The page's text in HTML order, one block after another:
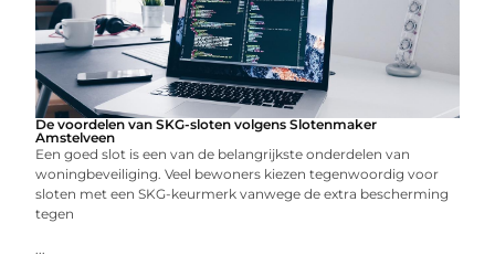
De voordelen van SKG-sloten volgens Slotenmaker
Amstelveen
Een goed slot is een van de belangrijkste onderdelen van
woningbeveiliging. Veel bewoners kiezen tegenwoordig voor
sloten met een SKG-keurmerk vanwege de extra bescherming
tegen
...